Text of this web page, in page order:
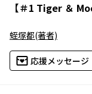
【＃1 Tiger ＆
蛭塚都(著者)
応援メッセージ